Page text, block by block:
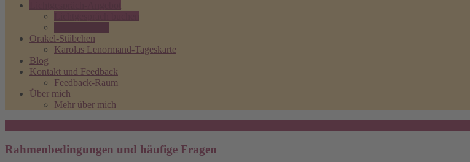
Orakel-Stübchen
Karolas Lenormand-Tageskarte
Blog
Kontakt und Feedback
Feedback-Raum
Über mich
Mehr über mich
Rahmenbedingungen und häufige Fragen